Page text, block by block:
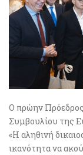
Ο πρώην
Συμβουλίου της
«Η αληθινή
ικανότητα να